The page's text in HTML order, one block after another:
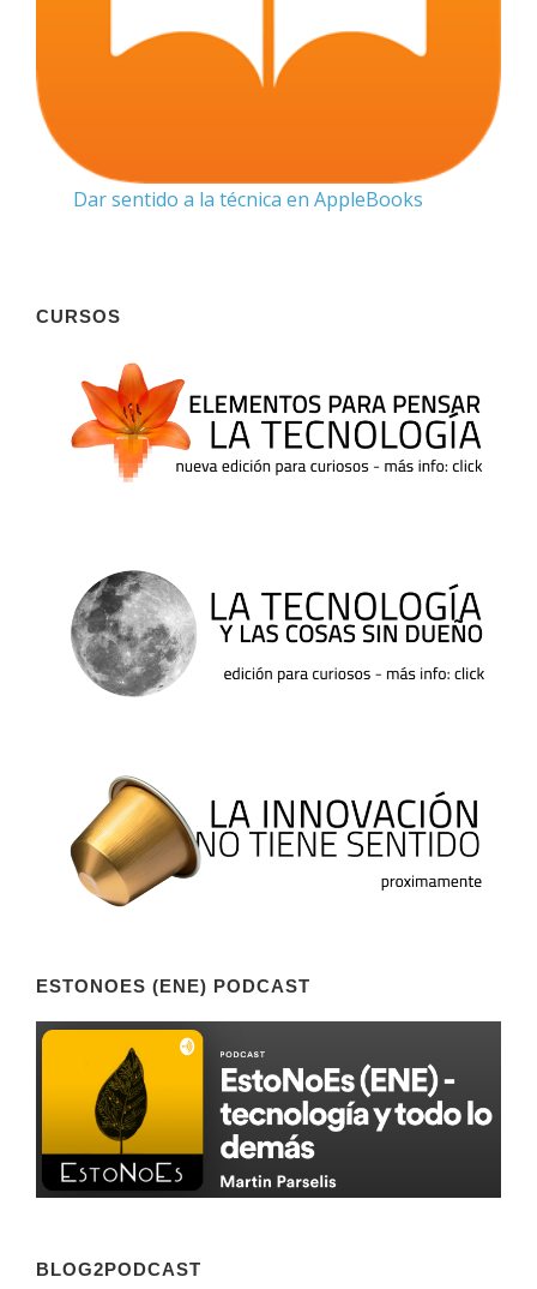
Dar sentido a la técnica en AppleBooks
CURSOS
ESTONOES (ENE) PODCAST
BLOG2PODCAST